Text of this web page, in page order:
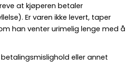
at kjøperen betaler
Er varen ikke levert, taper
han venter urimelig lenge med å
eller annet